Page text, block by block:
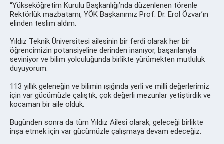
“Yükseköğretim Kurulu Başkanlığı’nda düzenlenen törenle
Rektörlük mazbatamı, YÖK Başkanımız Prof. Dr. Erol Özvar’ın
elinden teslim aldım.
Yıldız Teknik Üniversitesi ailesinin bir ferdi olarak her bir
öğrencimizin potansiyeline derinden inanıyor, başarılarıyla
seviniyor ve bilim yolculuğunda birlikte yürümekten mutluluk
duyuyorum.
113 yıllık geleneğin ve bilimin ışığında yerli ve milli değerlerimiz
için var gücümüzle çalıştık, çok değerli mezunlar yetiştirdik ve
kocaman bir aile olduk.
Bugünden sonra da tüm Yıldız Ailesi olarak, geleceği birlikte
inşa etmek için var gücümüzle çalışmaya devam edeceğiz.